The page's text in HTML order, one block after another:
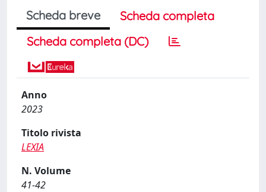
Scheda breve
Scheda completa
Scheda completa (DC)
Anno
2023
Titolo rivista
LEXIA
N. Volume
41-42